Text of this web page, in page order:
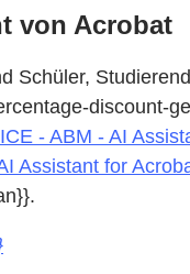
von Acrobat
Schüler,
discount-
- ABM - AI
Assistant for